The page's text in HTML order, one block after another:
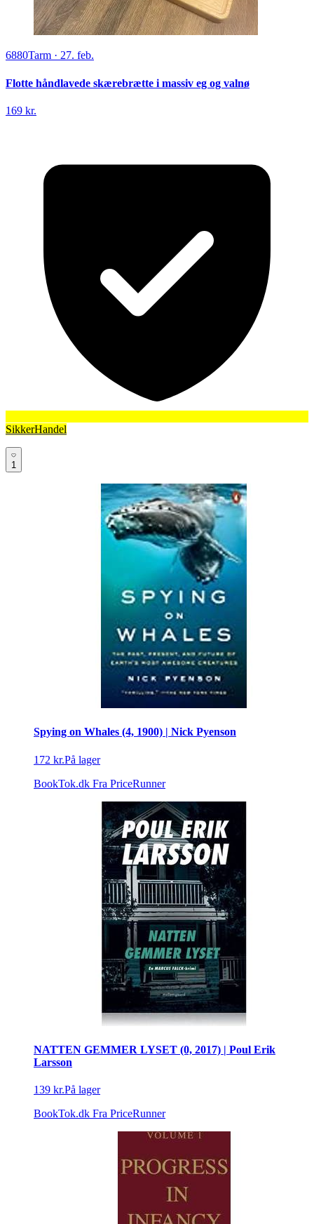
6880Tarm · 27. feb.
Flotte håndlavede skærebrætte i massiv eg og valnø
169 kr.
SikkerHandel
1
Spying on Whales (4, 1900) | Nick Pyenson
172 kr.På lager
BookTok.dk Fra PriceRunner
NATTEN GEMMER LYSET (0, 2017) | Poul Erik
Larsson
139 kr.På lager
BookTok.dk Fra PriceRunner